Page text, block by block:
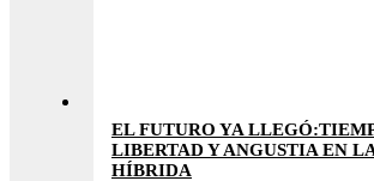
EL FUTURO YA
LIBERTAD Y ANGUSTIA EN
HÍBRIDA